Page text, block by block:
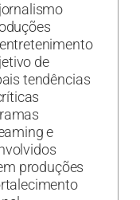
de
tendências
e
produções